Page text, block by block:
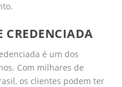
CREDENCIADA
é um dos
Com milhares de
os clientes podem ter